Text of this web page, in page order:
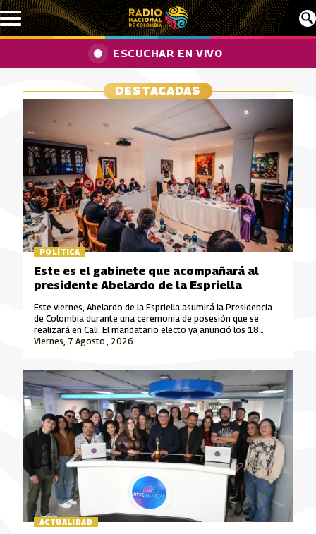
Pasar al contenido principal
ESCUCHAR EN VIVO
DESTACADAS
POLÍTICA
Este viernes, Abelardo de la Espriella asumirá la Presidencia
de Colombia durante una ceremonia de posesión que se
realizará en Cali. El mandatario electo ya anunció los 18
ministros que integrarán su gabinete para el periodo 2026-
Viernes, 7 Agosto , 2026
Este es el gabinete que acompañará al
presidente Abelardo de la Espriella
ACTUALIDAD